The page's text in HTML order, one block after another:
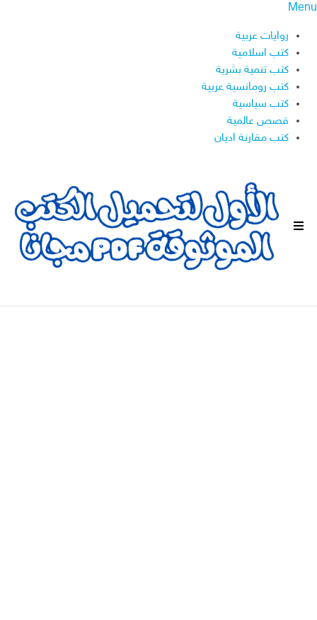
Menu
روايات عربية
كتب اسلامية
كتب تنمية بشرية
كتب رومانسية عربية
كتب سياسية
قصص عالمية
كتب مقارنة اديان
ا